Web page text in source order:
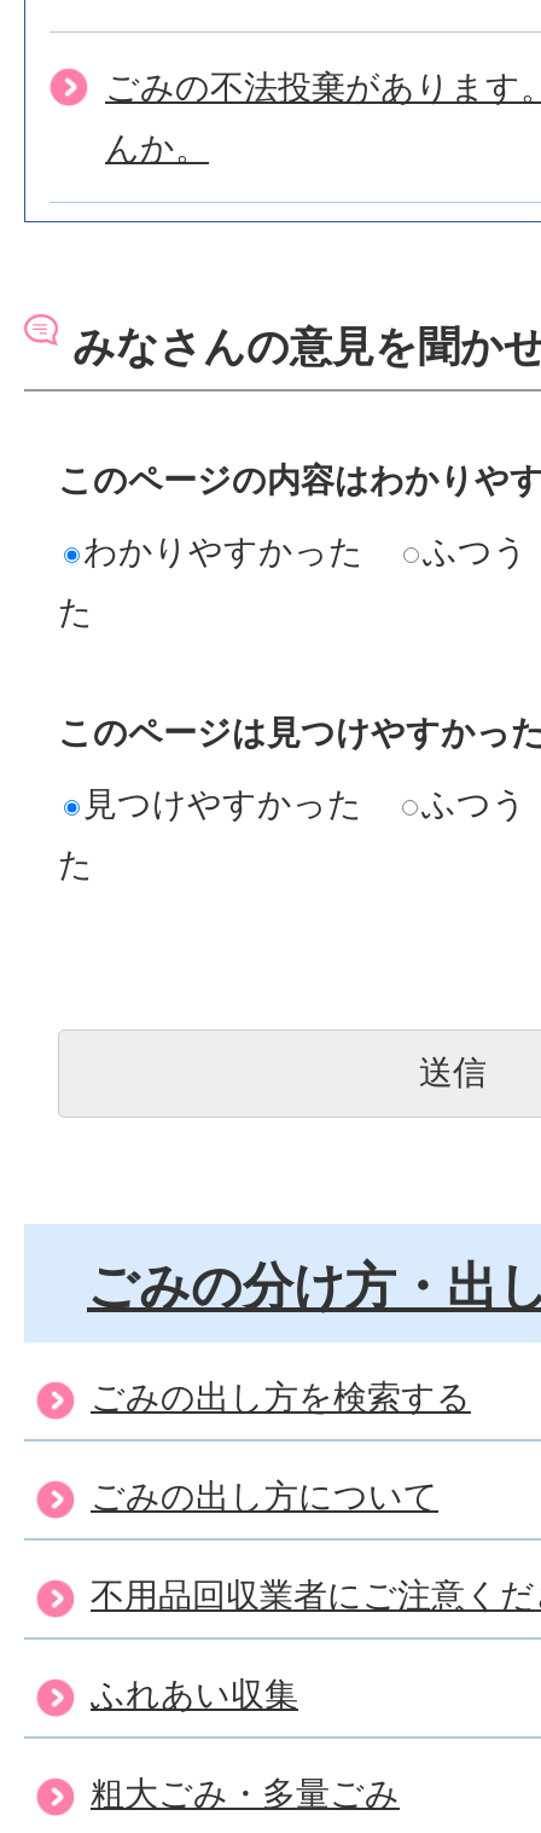
ごみの不法投棄があります
んか。
祝日の収集は行なっていま
衣類・古布類の日に出せる
は？
ればいい？
布団の処分方法は？
古紙を雨の日に出してもい
スプレー缶やカセットボン
すの？
燃えるごみがまとまって出
接持ち込みできるの？
資源物・燃えないごみがま
粗大ごみをリサイクルセン
みなさんの意見を聞か
このページの内容はわかりや
わかりやすかった
ふつう
た
このページは見つけやすかっ
見つけやすかった
ふつう
た
ごみの分け方・出
ごみの出し方を検索する
ごみの出し方について
不用品回収業者にご注意く
ふれあい収集
粗大ごみ・多量ごみ